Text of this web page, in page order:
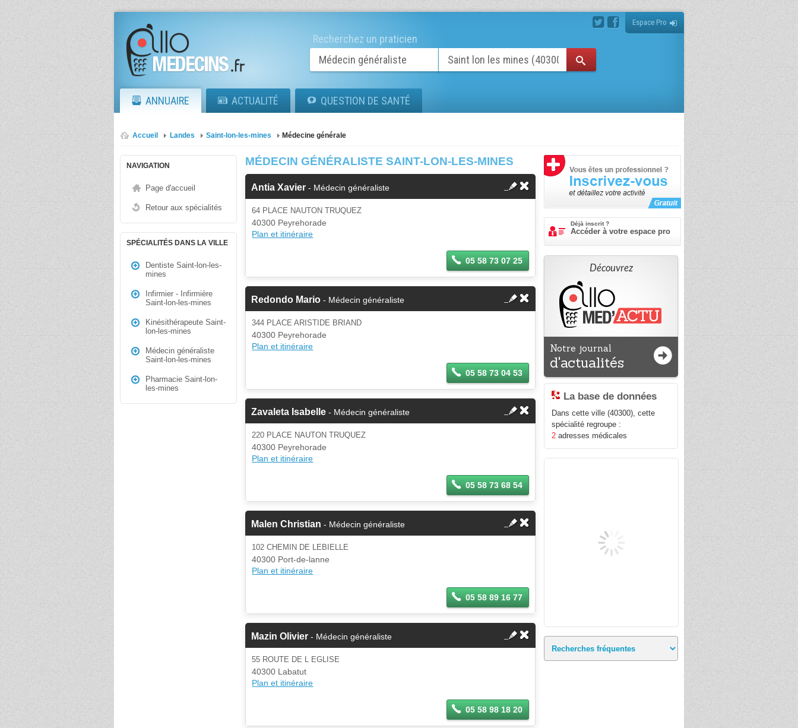
Espace Pro
Recherchez un praticien
ANNUAIRE ACTUALITÉ QUESTION DE SANTÉ
Accueil Landes Saint-lon-les-mines Médecine générale
NAVIGATION
Page d'accueil
Retour aux spécialités
SPÉCIALITÉS DANS LA VILLE
Dentiste Saint-lon-les-
mines
Infirmier - Infirmière
Saint-lon-les-mines
Kinésithérapeute Saint-
lon-les-mines
Médecin généraliste
Saint-lon-les-mines
Pharmacie Saint-lon-
les-mines
MÉDECIN GÉNÉRALISTE SAINT-LON-LES-MINES
Antia Xavier - Médecin généraliste
64 PLACE NAUTON TRUQUEZ
40300 Peyrehorade
Plan et itinéraire
05 58 73 07 25
Redondo Mario - Médecin généraliste
344 PLACE ARISTIDE BRIAND
40300 Peyrehorade
Plan et itinéraire
05 58 73 04 53
Zavaleta Isabelle - Médecin généraliste
220 PLACE NAUTON TRUQUEZ
40300 Peyrehorade
Plan et itinéraire
05 58 73 68 54
Malen Christian - Médecin généraliste
102 CHEMIN DE LEBIELLE
40300 Port-de-lanne
Plan et itinéraire
05 58 89 16 77
Mazin Olivier - Médecin généraliste
55 ROUTE DE L EGLISE
40300 Labatut
Plan et itinéraire
05 58 98 18 20
Déjà inscrit ?
Accéder à votre espace pro
Découvrez
Notre journal
d'actualités
La base de données
Dans cette ville (40300), cette
spécialité regroupe :
2 adresses médicales